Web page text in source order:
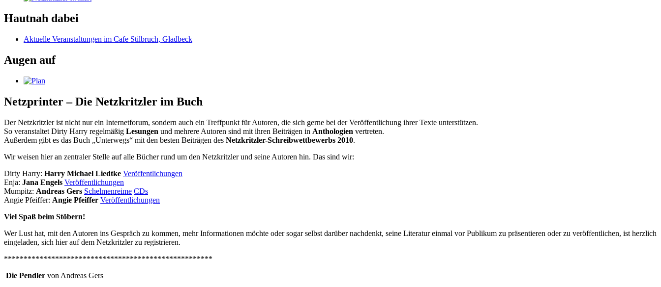
Hautnah dabei
Aktuelle Veranstaltungen im Cafe Stilbruch, Gladbeck
Augen auf
Netzprinter – Die Netzkritzler im Buch
Der Netzkritzler ist nicht nur ein Internetforum, sondern auch ein Treffpunkt für Autoren, die sich gerne bei der Veröffentlichung ihrer Texte unterstützen.
So veranstaltet Dirty Harry regelmäßig Lesungen und mehrere Autoren sind mit ihren Beiträgen in Anthologien vertreten.
Außerdem gibt es das Buch „Unterwegs“ mit den besten Beiträgen des Netzkritzler-Schreibwettbewerbs 2010.
Wir weisen hier an zentraler Stelle auf alle Bücher rund um den Netzkritzler und seine Autoren hin. Das sind wir:
Dirty Harry: Harry Michael Liedtke Veröffentlichungen
Enja: Jana Engels Veröffentlichungen
Mumpitz: Andreas Gers Schelmenreime CDs
Angie Pfeiffer: Angie Pfeiffer Veröffentlichungen
Viel Spaß beim Stöbern!
Wer Lust hat, mit den Autoren ins Gespräch zu kommen, mehr Informationen möchte oder sogar selbst darüber nachdenkt, seine Literatur einmal vor Publikum zu präsentieren oder zu veröffentlichen, ist herzlich
eingeladen, sich hier auf dem Netzkritzler zu registrieren.
*****************************************************
Die Pendler von Andreas Gers